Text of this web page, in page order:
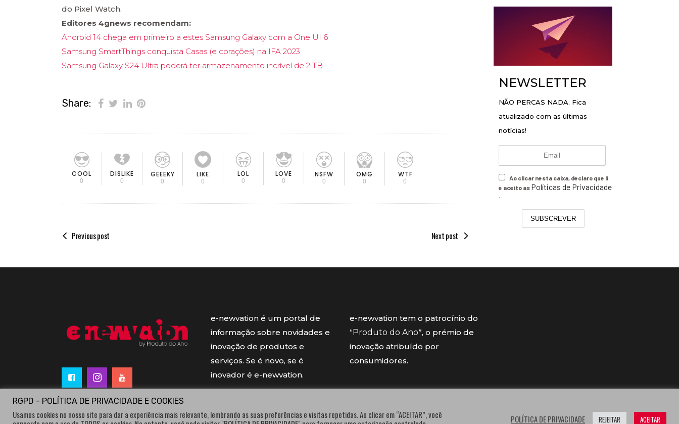
do Pixel Watch.
Editores 4gnews recomendam:
Android 14 chega em primeiro a estes Samsung Galaxy com a One UI 6
Samsung SmartThings conquista Casas (e corações) na IFA 2023
Samsung Galaxy S24 Ultra poderá ter armazenamento incrível de 2 TB
Share:
COOL
0
DISLIKE
0
GEEEKY
0
LIKE
0
LOL
0
LOVE
0
NSFW
0
OMG
0
WTF
0
Previous post Next post
NEWSLETTER
NÃO PERCAS NADA. Fica
atualizado com as últimas
notícias!
Ao clicar nesta caixa, declaro que li
e aceito as Políticas de Privacidade
.
SUBSCREVER
e-newvation é um portal de
informação sobre novidades e
inovação de produtos e
serviços. Se é novo, se é
inovador é e-newvation.
e-newvation tem o patrocínio do
“ Produto do Ano”, o prémio de
inovação atribuído por
consumidores.
RGPD - POLÍTICA DE PRIVACIDADE E COOKIES
Usamos cookies no nosso site para dar a experiência mais relevante, lembrando as suas preferências e visitas repetidas. Ao clicar em “ACEITAR”, você
POLÍTICA DE PRIVACIDADE REJEITAR ACEITAR